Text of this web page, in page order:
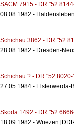
SACM 7915 - DR "52
08.08.1982 -
Schichau 3862 - DR "52
28.08.1982 - Dresden-
Schichau ? - DR "52 8020-
27.05.1984 - Elsterwerda-
Skoda 1492 - DR "52
18.09.1982 - Wriezen